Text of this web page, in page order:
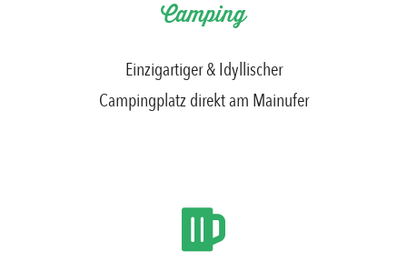
Camping
Einzigartiger & Idyllischer
Campingplatz direkt am Mainufer